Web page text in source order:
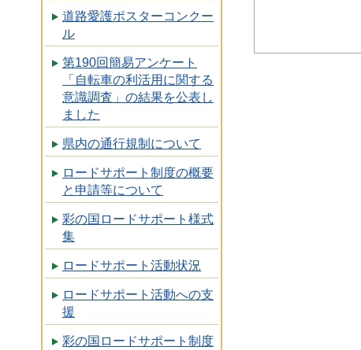
道路愛護ポスターコンクー
ル
第190回簡易アンケート
「自転車の利活用に関する
意識調査」の結果を公表し
ました
県内の通行規制について
ロードサポート制度の概要
と申請等について
彩の国ロードサポート様式
集
ロードサポート活動状況
ロードサポート活動への支
援
彩の国ロードサポート制度